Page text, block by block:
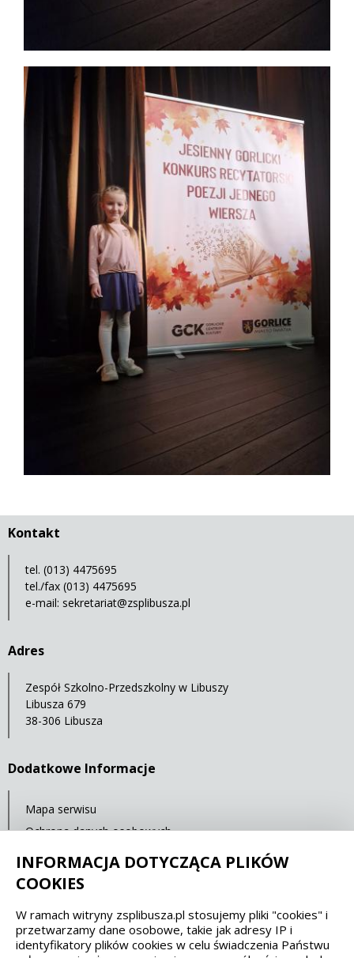
Kontakt
tel. (013) 4475695
tel./fax (013) 4475695
e-mail: sekretariat@zsplibusza.pl
Adres
Zespół Szkolno-Przedszkolny w Libuszy
Libusza 679
38-306 Libusza
Dodatkowe Informacje
Mapa serwisu
Ochrona danych osobowych
Statystyki oglądalności
Spełniamy standardy dostępności oraz W3C
WCAG 2.1 SECTION 508 EAA/EN 301549
INFORMACJA DOTYCZĄCA PLIKÓW
COOKIES
W ramach witryny zsplibusza.pl stosujemy pliki "cookies" i
przetwarzamy dane osobowe, takie jak adresy IP i
identyfikatory plików cookies w celu świadczenia Państwu